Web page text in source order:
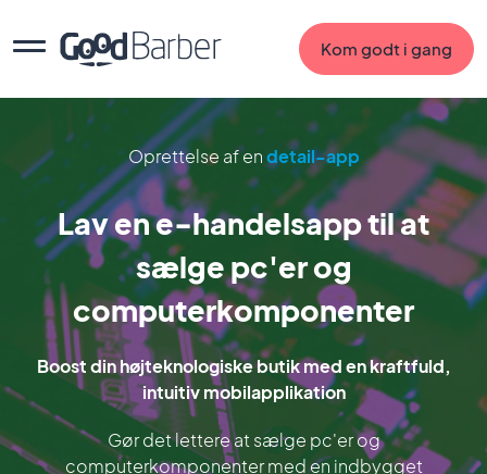
Kom godt i gang
Oprettelse af endetail-app
Lav en e-handelsapp til at
sælge pc'er og
computerkomponenter
Boost din højteknologiske butik med en kraftfuld,
intuitiv mobilapplikation
Gør det lettere at sælge pc'er og
computerkomponenter med en indbygget